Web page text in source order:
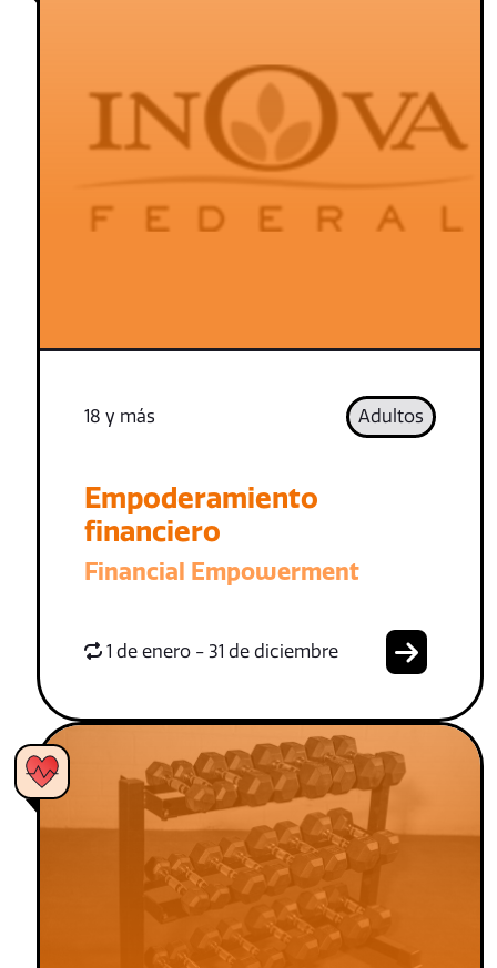
18 y más Adultos
Empoderamiento
financiero
Financial Empowerment
1 de enero - 31 de diciembre